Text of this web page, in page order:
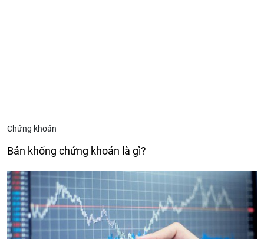
Chứng khoán
Bán khống chứng khoán là gì?